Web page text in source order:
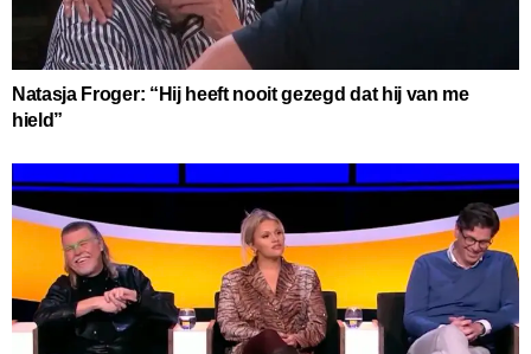
Natasja Froger: “Hij heeft nooit gezegd dat hij van me
hield”